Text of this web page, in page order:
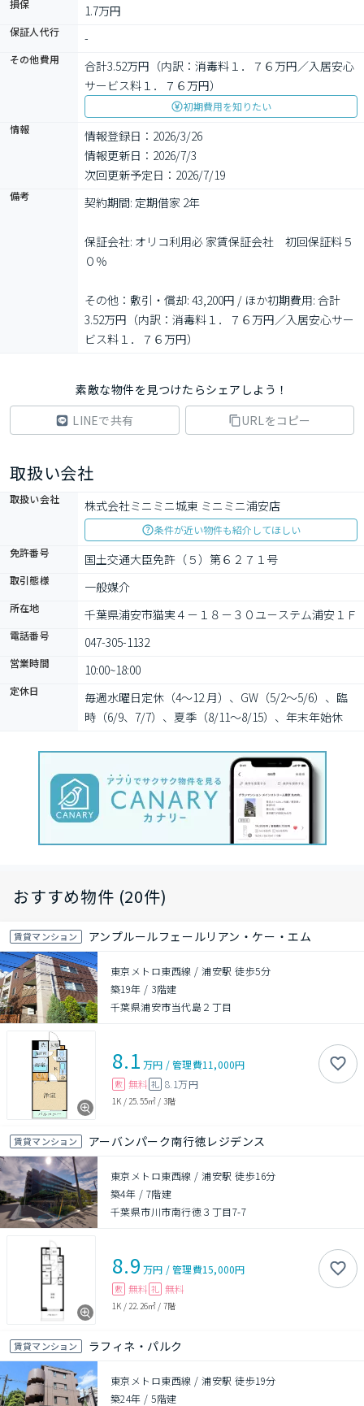
損保 1.7万円
保証人代行 -
その他費用
合計3.52万円（内訳：消毒料１．７６万円／入居安心
サービス料１．７６万円）
初期費用を知りたい
情報
情報登録日：2026/3/26
情報更新日：2026/7/3
次回更新予定日：2026/7/19
備考 契約期間: 定期借家 2年
保証会社: オリコ利用必 家賃保証会社　初回保証料５
０％
その他：敷引・償却: 43,200円 / ほか初期費用: 合計
3.52万円（内訳：消毒料１．７６万円／入居安心サー
ビス料１．７６万円）
素敵な物件を見つけたらシェアしよう！
LINEで共有
URLをコピー
取扱い会社
取扱い会社 株式会社ミニミニ城東 ミニミニ浦安店
条件が近い物件も紹介してほしい
免許番号
国土交通大臣免許（５）第６２７１号
取引態様 一般媒介
所在地 千葉県浦安市猫実４－１８－３０ユ－ステム浦安１Ｆ
電話番号 047-305-1132
営業時間 10:00~18:00
定休日
毎週水曜日定休（4～12 月）、GW（5/2～5/6）、臨
時（6/9、7/7）、夏季（8/11～8/15）、年末年始休
おすすめ物件 (20件)
賃貸マンション アンプルールフェールリアン・ケー・エム
東京メトロ東西線 / 浦安駅 徒歩5分
築19年 / 3階建
千葉県浦安市当代島２丁目
8.1 万円 /管理費11,000円
敷 無料 礼 8.1万円
1K / 25.55㎡ / 3階
賃貸マンション アーバンパーク南行徳レジデンス
東京メトロ東西線 / 浦安駅 徒歩16分
築4年 / 7階建
千葉県市川市南行徳３丁目7-7
8.9 万円 /管理費15,000円
敷 無料 礼 無料
1K / 22.26㎡ / 7階
賃貸マンション ラフィネ・パルク
東京メトロ東西線 / 浦安駅 徒歩19分
築24年 /5階建